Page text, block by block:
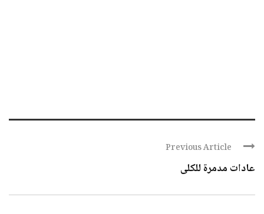
Previous Article
عادات مدمرة للكلى